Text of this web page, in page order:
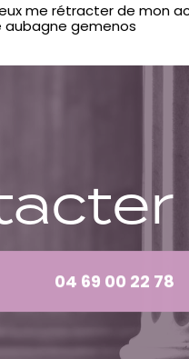
me rétracter de mon
aubagne gemenos
04 69 00 22 78